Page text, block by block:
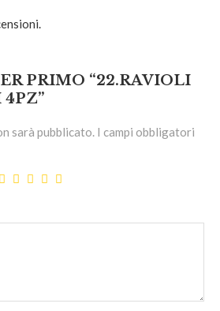
PRIMO “22.RAVIOLI
sarà pubblicato. I campi obbligatori